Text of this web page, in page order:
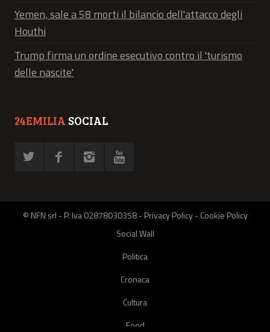
Yemen, sale a 58 morti il bilancio dell'attacco degli
Houthi
Trump firma un ordine esecutivo contro il 'turismo
delle nascite'
24EMILIA SOCIAL
© NFN srl - P. Iva 02878030358 -Privacy Policy-Cookie Policy
Social Wall
Politica
Cronaca
Cultura
Food